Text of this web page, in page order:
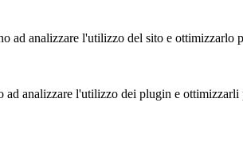
ad analizzare l'utilizzo del sito e ottimizzarlo
analizzare l'utilizzo dei plugin e ottimizzarli